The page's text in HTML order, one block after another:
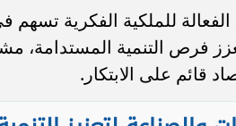
للملكية الفكرية تسهم
فرص التنمية المستدامة،
قائم على الابتكار.